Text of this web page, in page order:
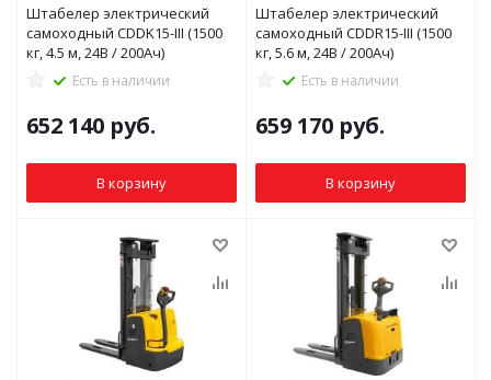
Штабелер электрический
самоходный CDDK15-III (1500
кг, 4.5 м, 24В / 200Ач)
Есть в наличии
652 140 руб.
В корзину
Штабелер электрический
самоходный CDDR15-III (1500
кг, 5.6 м, 24В / 200Ач)
Есть в наличии
659 170 руб.
В корзину